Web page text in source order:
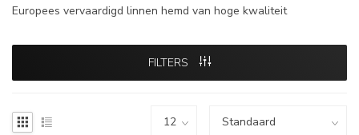
Europees vervaardigd linnen hemd van hoge kwaliteit
FILTERS